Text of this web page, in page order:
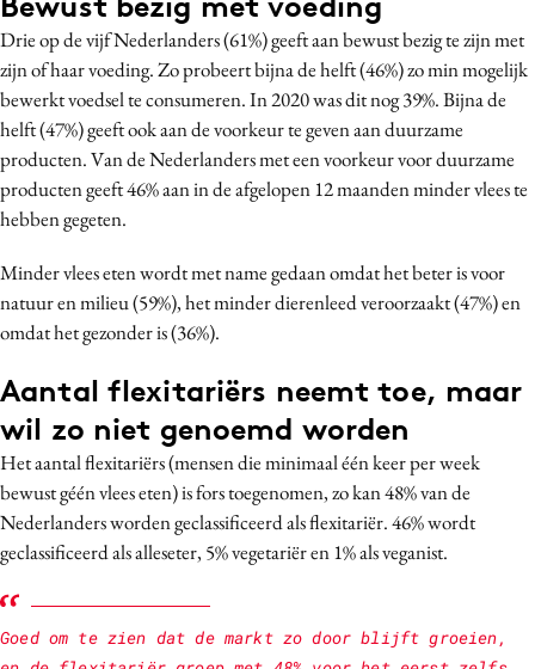
Drie op de vijf Nederlanders (61%) geeft aan bewust bezig te zijn met
zijn of haar voeding. Zo probeert bijna de helft (46%) zo min mogelijk
bewerkt voedsel te consumeren. In 2020 was dit nog 39%. Bijna de
helft (47%) geeft ook aan de voorkeur te geven aan duurzame
producten. Van de Nederlanders met een voorkeur voor duurzame
producten geeft 46% aan in de afgelopen 12 maanden minder vlees te
hebben gegeten.
Minder vlees eten wordt met name gedaan omdat het beter is voor
natuur en milieu (59%), het minder dierenleed veroorzaakt (47%) en
omdat het gezonder is (36%).
Aantal flexitariërs neemt toe, maar
wil zo niet genoemd worden
Het aantal flexitariërs (mensen die minimaal één keer per week
bewust géén vlees eten) is fors toegenomen, zo kan 48% van de
Nederlanders worden geclassificeerd als flexitariër. 46% wordt
geclassificeerd als alleseter, 5% vegetariër en 1% als veganist.
Goed om te zien dat de markt zo door blijft groeien,